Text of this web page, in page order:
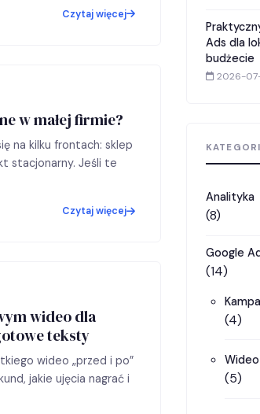
Czytaj więcej
w małej firmie?
na kilku frontach: sklep
stacjonarny. Jeśli te
Czytaj więcej
wideo dla
teksty
wideo „przed i po”
jakie ujęcia nagrać i
Ads dla
budżecie
2026-07-
Analityka
(8)
Google
(14)
(4)
(5)